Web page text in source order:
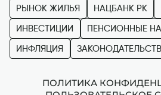
РЫНОК ЖИЛЬЯ НАЦБАНК РК
ИНВЕСТИЦИИ ПЕНСИОННЫЕ
ИНФЛЯЦИЯ
ПОЛИТИКА